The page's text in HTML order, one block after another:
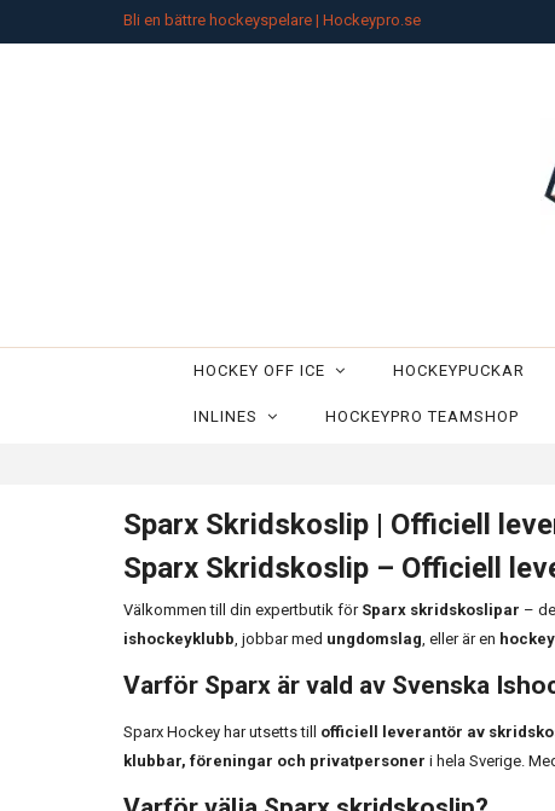
Bli en bättre hockeyspelare | Hockeypro.se
HOCKEY OFF ICE HOCKEYPUCKAR
INLINES HOCKEYPRO TEAMSHOP
Sparx Skridskoslip | Officiell
Sparx Skridskoslip – Officiell
Välkommen till din expertbutik för Sparx skridskoslipar –
ishockeyklubb, jobbar med ungdomslag, eller är en
Varför Sparx är vald av Svenska
Sparx Hockey har utsetts till officiell leverantör av
klubbar, föreningar och privatpersoner i hela Sverige.